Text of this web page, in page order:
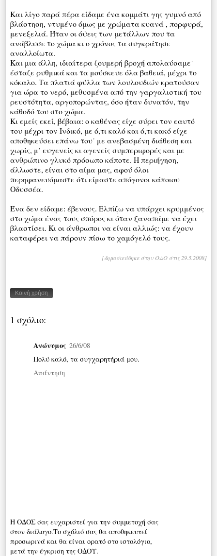
Και λίγο παρά πέρα είδαμε ένα κομμάτι γης γυμνό από
βλάστηση, ντυμένο όμως με χρώματα κυανά , πορφυρά,
μενεξελιά. Ήταν οι όψεις των μετάλλων που τα
ανάβλυσε το χώμα κι ο χρόνος τα συγκράτησε
αναλλοίωτα.
Και μια άλλη, ιδιαίτερα ζουμερή βροχή απολαύσαμε˙
έσταζε ρυθμικά και τα μούσκευε όλα βαθειά, μέχρι το
κόκαλο. Τα πλατιά φύλλα των λουλουδιών κρατούσαν
για ώρα το νερό, μεθυσμένα από την γαργαλιστική του
ρευστότητα, αργοπορώντας, όσο ήταν δυνατόν, την
κάθοδό του στο χώμα.
Κι εμείς εκεί, βέβαια: ο καθένας είχε σύρει τον εαυτό
του μέχρι τον Ινδικό, με ό,τι καλό και ό,τι κακό είχε
αποθηκεύσει επάνω του˙ με ανεβασμένη διάθεση και
χωρίς, μ’ ευγενείς κι αγενείς συμπεριφορές και με
ανθρώπινο γλυκό πρόσωπο κάποτε. Η περιήγηση,
άλλωστε, είναι στο αίμα μας, αφού όλοι
περηφανευόμαστε ότι είμαστε απόγονοι κάποιου
Οδυσσέα.
Ένα δεν είδαμε: έβενους. Ελπίζω να υπάρχει κρυμμένος
στο χώμα ένας τους σπόρος κι όταν ξαναπάμε να έχει
βλαστίσει. Κι οι άνθρωποι να είναι αλλιώς: να έχουν
καταφέρει να πάρουν πίσω το χαμόγελό τους.
[δημοσιεύθηκε στην ΟΔΟ στις 29.5.2008]
Κοινή χρήση
1 σχόλιο:
Ανώνυμος 26/6/08
Πολύ καλό, τα συγχαρητήριά μου.
Απάντηση
Η ΟΔΟΣ σας ευχαριστεί για την συμμετοχή σας
στον διάλογο.Το σχόλιό σας θα αποθηκευτεί
προσωρινά και θα είναι ορατό στο ιστολόγιο,
μετά την έγκριση της ΟΔΟΥ.